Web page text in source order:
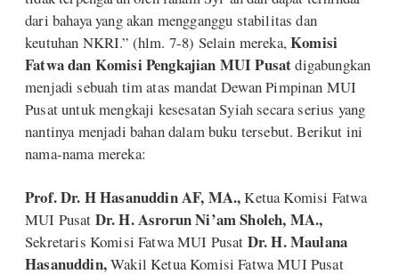
dari bahaya yang akan mengganggu stabilitas dan
keutuhan NKRI.” (hlm. 7-8) Selain mereka,Komisi
Fatwa dan Komisi Pengkajian MUI Pusatdigabungkan
menjadi sebuah tim atas mandat Dewan Pimpinan MUI
Pusat untuk mengkaji kesesatan Syiah secara serius yang
nantinya menjadi bahan dalam buku tersebut. Berikut ini
nama-nama mereka:
Prof. Dr. H Hasanuddin AF, MA.,Ketua Komisi Fatwa
MUI Pusat Dr. H. Asrorun Ni’am Sholeh, MA.,
Sekretaris Komisi Fatwa MUI Pusat Dr. H. Maulana
Hasanuddin,Wakil Ketua Komisi Fatwa MUI Pusat